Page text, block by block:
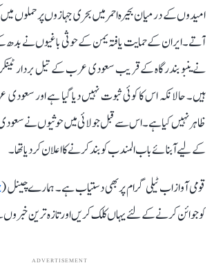
امیدوں کے درمیان بحیرہ احمر میں بحری جہازوں پر حملوں
آتے۔ ایران کے حمایت یافتہ یمن کے حوثی باغیوں نے بدھ
نے ینبو بندرگاہ کے قریب سعودی عرب کے تیل بردار
ہیں۔ حالانکہ اس کا کوئی ثبوت نہیں دیا گیا ہے اور
ظاہر نہیں کیا ہے۔ اس سے قبل جولائی میں حوثیوں نے
کے لیے آبنائے باب المندب کو بند کرنے کا اعلان کر دیا تھا۔
قومی آواز اب ٹیلی گرام پر بھی دستیاب ہے۔ ہمارے چینل (
کو جوائن کرنے کے لئے یہاں کلک کریں اور تازہ ترین
ADVERTISEMENT